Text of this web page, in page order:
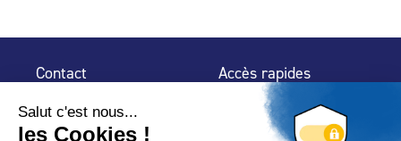
Contact
32 rue de Mogador
75 009 Paris
Accès rapides
Espace Presse